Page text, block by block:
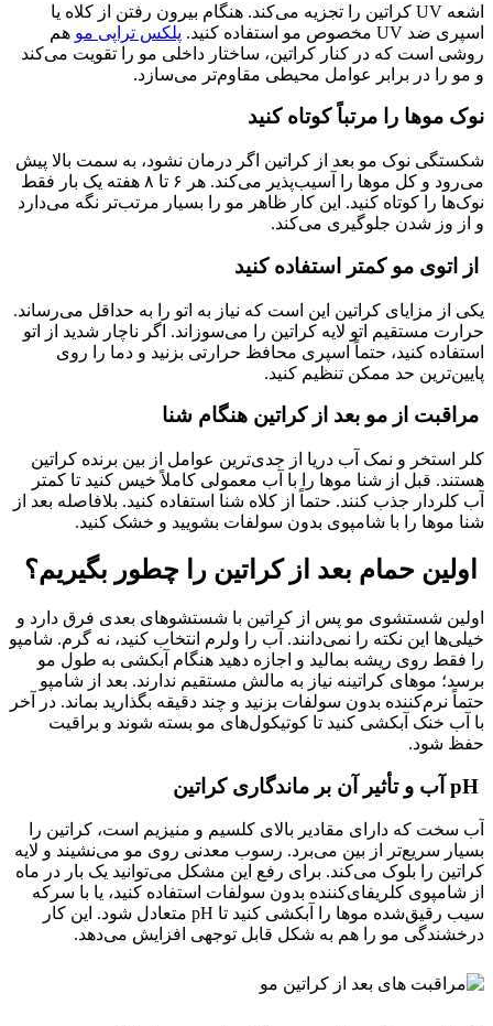
اشعه UV کراتین را تجزیه می‌کند. هنگام بیرون رفتن از کلاه یا
اسپری ضد UV مخصوص مو استفاده کنید.
پلکس تراپی مو هم
روشی است که در کنار کراتین، ساختار داخلی مو را تقویت می‌کند
و مو را در برابر عوامل محیطی مقاوم‌تر می‌سازد.
نوک موها را مرتباً کوتاه کنید
شکستگی نوک مو بعد از کراتین اگر درمان نشود، به سمت بالا پیش
می‌رود و کل موها را آسیب‌پذیر می‌کند. هر ۶ تا ۸ هفته یک بار فقط
نوک‌ها را کوتاه کنید. این کار ظاهر مو را بسیار مرتب‌تر نگه می‌دارد
و از وز شدن جلوگیری می‌کند.
از اتوی مو کمتر استفاده کنید
یکی از مزایای کراتین این است که نیاز به اتو را به حداقل می‌رساند.
حرارت مستقیم اتو لایه کراتین را می‌سوزاند. اگر ناچار شدید از اتو
استفاده کنید، حتماً اسپری محافظ حرارتی بزنید و دما را روی
پایین‌ترین حد ممکن تنظیم کنید.
مراقبت از مو بعد از کراتین هنگام شنا
کلر استخر و نمک آب دریا از جدی‌ترین عوامل از بین برنده کراتین
هستند. قبل از شنا موها را با آب معمولی کاملاً خیس کنید تا کمتر
آب کلردار جذب کنند. حتماً از کلاه شنا استفاده کنید. بلافاصله بعد از
شنا موها را با شامپوی بدون سولفات بشویید و خشک کنید.
اولین حمام بعد از کراتین را چطور بگیریم؟
اولین شستشوی مو پس از کراتین با شستشوهای بعدی فرق دارد و
خیلی‌ها این نکته را نمی‌دانند. آب را ولرم انتخاب کنید، نه گرم. شامپو
را فقط روی ریشه بمالید و اجازه دهید هنگام آبکشی به طول مو
برسد؛ موهای کراتینه نیاز به مالش مستقیم ندارند. بعد از شامپو
حتماً نرم‌کننده بدون سولفات بزنید و چند دقیقه بگذارید بماند. در آخر
با آب خنک آبکشی کنید تا کوتیکول‌های مو بسته شوند و براقیت
حفظ شود.
آب سخت که دارای مقادیر بالای کلسیم و منیزیم است، کراتین را
بسیار سریع‌تر از بین می‌برد. رسوب معدنی روی مو می‌نشیند و لایه
کراتین را بلوک می‌کند. برای رفع این مشکل می‌توانید یک بار در ماه
از شامپوی کلریفای‌کننده بدون سولفات استفاده کنید، یا با سرکه
سیب رقیق‌شده موها را آبکشی کنید تا pH متعادل شود. این کار
درخشندگی مو را هم به شکل قابل توجهی افزایش می‌دهد.